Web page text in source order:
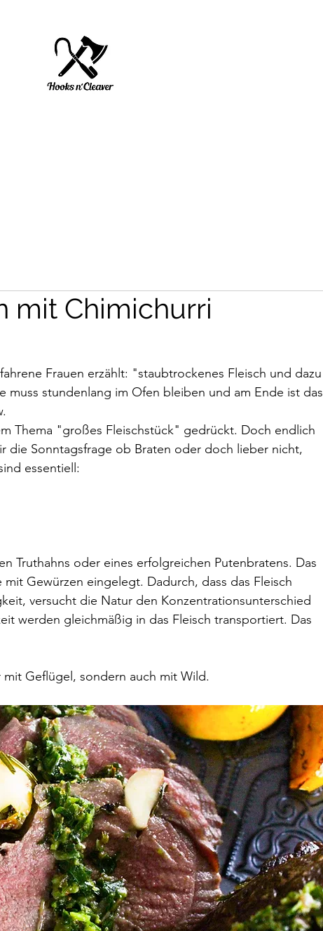
mit Chimichurri
Frauen erzählt: "staubtrockenes Fleisch und dazu
muss stundenlang im Ofen bleiben und am Ende ist das
Thema "großes Fleischstück" gedrückt. Doch endlich
die Sonntagsfrage ob Braten oder doch lieber nicht,
essentiell:
Truthahns oder eines erfolgreichen Putenbratens. Das
mit Gewürzen eingelegt. Dadurch, dass das Fleisch
versucht die Natur den Konzentrationsunterschied
werden gleichmäßig in das Fleisch transportiert. Das
Geflügel, sondern auch mit Wild.